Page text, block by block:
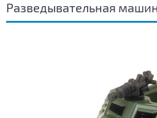
Разведывательная